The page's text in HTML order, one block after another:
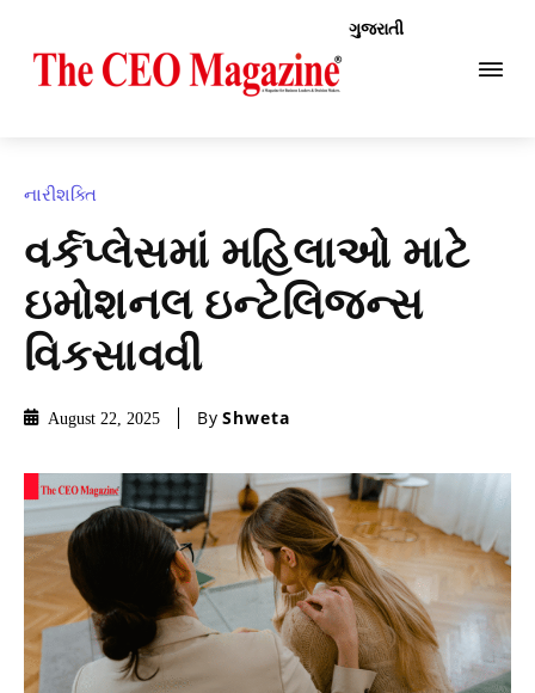
ગુજરાતી
નારીશક્તિ
વર્કપ્લેસમાં મહિલાઓ માટે
ઇમોશનલ ઇન્ટેલિજન્સ
વિકસાવવી
August 22, 2025 By Shweta